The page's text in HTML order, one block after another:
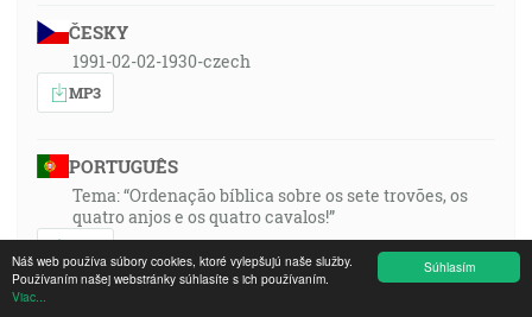
Súhlasím
Náš web používa súbory cookies, ktoré vylepšujú naše služby.
Používaním našej webstránky súhlasíte s ich používaním.
Viac...
ČESKY
1991-02-02-1930-czech
MP3
PORTUGUÊS
Tema: “Ordenação bíblica sobre os sete trovões, os
quatro anjos e os quatro cavalos!”